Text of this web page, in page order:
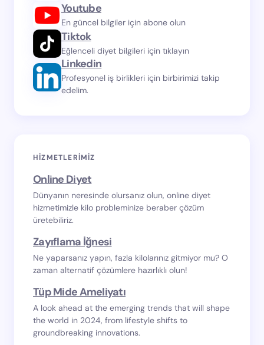
Youtube
En güncel bilgiler için abone olun
Tiktok
Eğlenceli diyet bilgileri için tıklayın
Linkedin
Profesyonel iş birlikleri için birbirimizi takip
edelim.
HIZMETLERIMIZ
Online Diyet
Dünyanın neresinde olursanız olun, online diyet
hizmetimizle kilo probleminize beraber çözüm
üretebiliriz.
Zayıflama İğnesi
Ne yaparsanız yapın, fazla kilolarınız gitmiyor mu? O
zaman alternatif çözümlere hazırlıklı olun!
Tüp Mide Ameliyatı
A look ahead at the emerging trends that will shape
the world in 2024, from lifestyle shifts to
groundbreaking innovations.